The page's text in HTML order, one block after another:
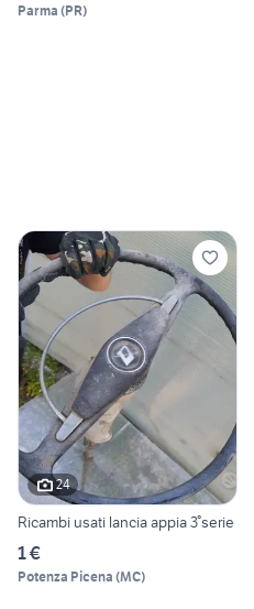
Parma (PR)
24
Ricambi usati lancia appia 3°serie
1 €
Potenza Picena (MC)